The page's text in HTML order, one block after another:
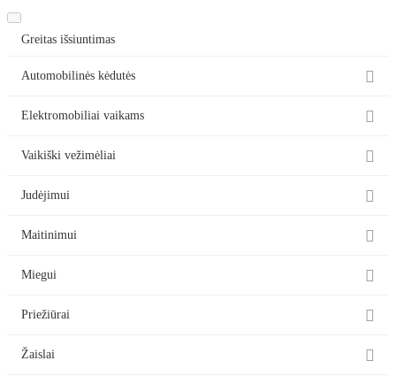
Greitas išsiuntimas
Automobilinės kėdutės 
Elektromobiliai vaikams 
Vaikiški vežimėliai 
Judėjimui 
Maitinimui 
Miegui 
Priežiūrai 
Žaislai 